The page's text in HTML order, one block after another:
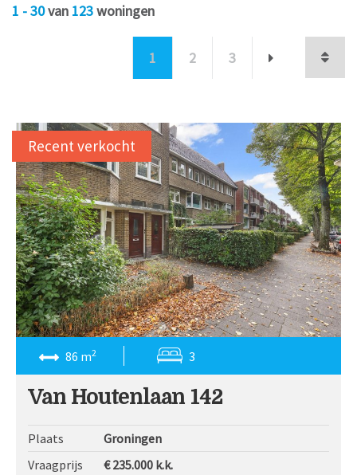
1 - 30van 123woningen
1 2 3
86 m2 3
Van Houtenlaan 142
Plaats
Groningen
Vraagprijs
€ 235.000 k.k.
Recent verkocht